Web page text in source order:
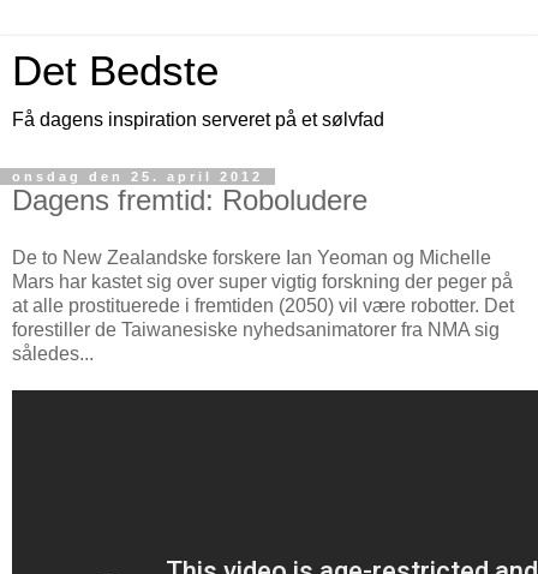
Det Bedste
Få dagens inspiration serveret på et sølvfad
onsdag den 25. april 2012
Dagens fremtid: Roboludere
De to New Zealandske forskere Ian Yeoman og Michelle
Mars har kastet sig over super vigtig forskning der peger på
at alle prostituerede i fremtiden (2050) vil være robotter. Det
forestiller de Taiwanesiske nyhedsanimatorer fra NMA sig
således...